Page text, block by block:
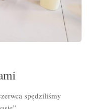
spędziliśmy